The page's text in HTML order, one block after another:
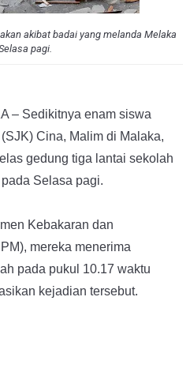
akibat badai yang melanda Melaka
pagi.
– Sedikitnya enam siswa
Cina, Malim di Malaka,
gedung tiga lantai sekolah
Selasa pagi.
Kebakaran dan
mereka menerima
pada pukul 10.17 waktu
kejadian tersebut.